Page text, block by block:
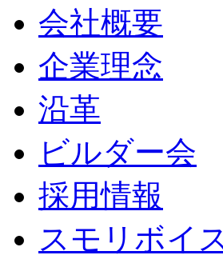
会社概要
企業理念
沿革
ビルダー会
採用情報
スモリボイ